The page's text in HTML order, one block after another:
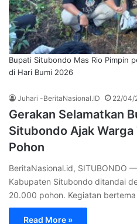
Bupati Situbondo Mas Rio Pimpin
di Hari Bumi 2026
Juhari -BeritaNasional.ID 22/04/
Gerakan Selamatkan
Situbondo Ajak Warga
Pohon
BeritaNasional.id, SITUBONDO
Kabupaten Situbondo ditandai
20.000 pohon. Kegiatan bertema
Read More »